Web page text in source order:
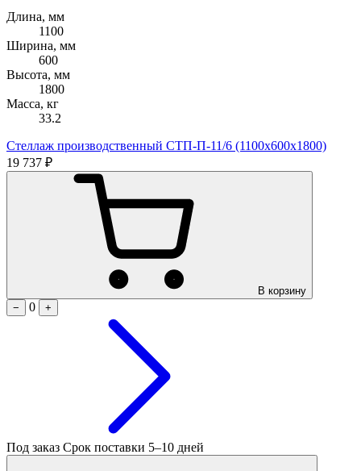
Длина, мм
1100
Ширина, мм
600
Высота, мм
1800
Масса, кг
33.2
Стеллаж производственный СТП-П-11/6 (1100х600х1800)
19 737 ₽
В корзину
−
0 +
Под заказ Срок поставки 5–10 дней